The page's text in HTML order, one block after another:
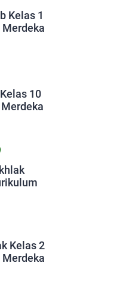
Kelas 1
Merdeka
10
Kelas 2
Merdeka